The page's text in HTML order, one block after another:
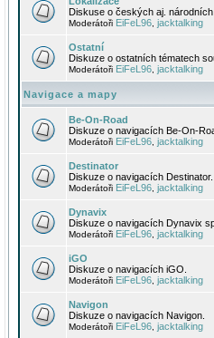
Diskuse o českých aj.
Moderátoři EiFeL96 jacktalking
Ostatní
Diskuze o ostatních tématech
Moderátoři EiFeL96 jacktalking
Navigace a mapy
Be-On-Road
Diskuze o navigacích Be-On-
Moderátoři EiFeL96 jacktalking
Destinator
Diskuze o navigacích Destinator.
Moderátoři EiFeL96 jacktalking
Dynavix
Diskuze o navigacích Dynavix
Moderátoři EiFeL96 jacktalking
iGO
Diskuze o navigacích iGO.
Moderátoři EiFeL96 jacktalking
Navigon
Diskuze o navigacích Navigon.
Moderátoři EiFeL96 jacktalking